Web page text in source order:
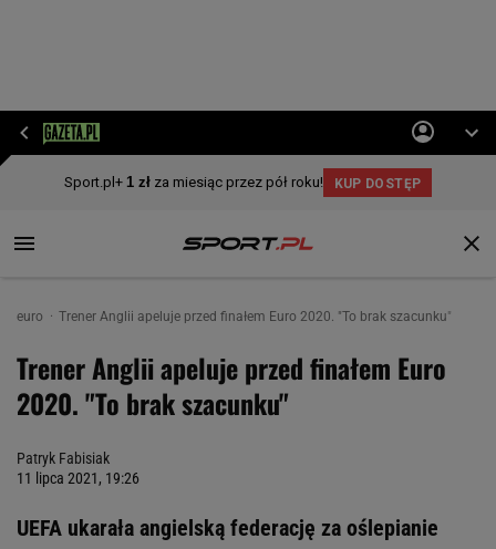
euro Trener Anglii apeluje przed finałem Euro 2020. "To brak szacunku"
Trener Anglii apeluje przed finałem Euro
2020. "To brak szacunku"
Patryk Fabisiak
11 lipca 2021, 19:26
UEFA ukarała angielską federację za oślepianie